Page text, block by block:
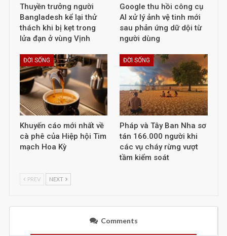
Thuyền trưởng người
Bangladesh kể lại thử
thách khi bị kẹt trong
lửa đạn ở vùng Vịnh
Google thu hồi công cụ
AI xử lý ảnh vệ tinh mới
sau phản ứng dữ dội từ
người dùng
ĐỜI SỐNG
Khuyến cáo mới nhất về
cà phê của Hiệp hội Tim
mạch Hoa Kỳ
ĐỜI SỐNG
Pháp và Tây Ban Nha sơ
tán 166.000 người khi
các vụ cháy rừng vượt
tầm kiểm soát
PREV NEXT
Comments